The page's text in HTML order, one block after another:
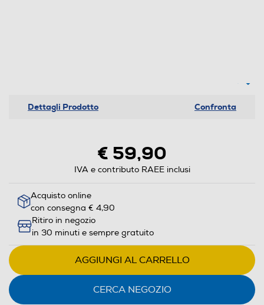
Dettagli Prodotto Confronta
€ 59,90
IVA e contributo RAEE inclusi
Acquisto online
con consegna € 4,90
Ritiro in negozio
in 30 minuti e sempre gratuito
AGGIUNGI AL CARRELLO
CERCA NEGOZIO